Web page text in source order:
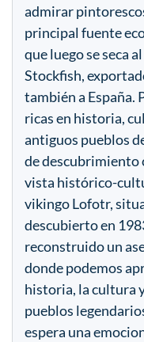
admirar
principal fuente
que luego se seca
Stockfish,
también a España.
ricas en historia,
antiguos pueblos
de descubrimiento
vista histórico-
vikingo Lofotr,
descubierto en
reconstruido un
donde podemos
historia, la cultura
pueblos
espera una